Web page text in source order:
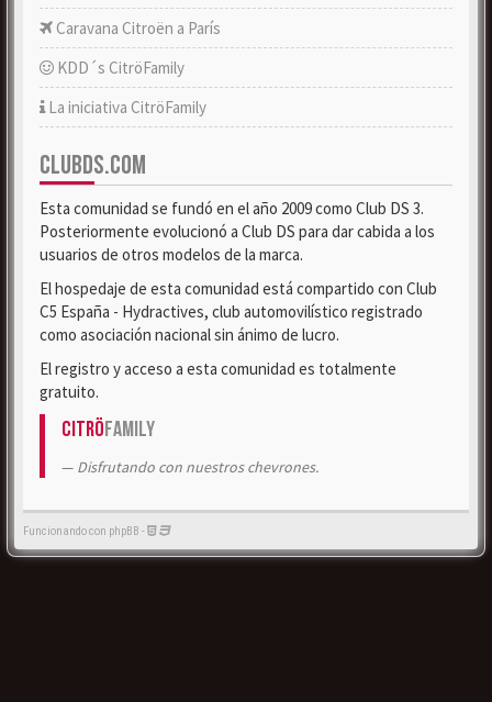
Caravana Citroën a París
KDD´s CitröFamily
La iniciativa CitröFamily
CLUBDS.COM
Esta comunidad se fundó en el año 2009 como Club DS 3.
Posteriormente evolucionó a Club DS para dar cabida a los
usuarios de otros modelos de la marca.
El hospedaje de esta comunidad está compartido con Club
C5 España - Hydractives, club automovilístico registrado
como asociación nacional sin ánimo de lucro.
El registro y acceso a esta comunidad es totalmente
gratuito.
CitröFamily
Disfrutando con nuestros chevrones.
Funcionando con phpBB -